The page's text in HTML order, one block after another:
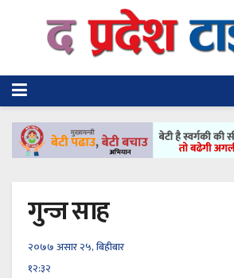
गुन्ज साह
२०७७ असार २५, बिहीबार
१२:३२